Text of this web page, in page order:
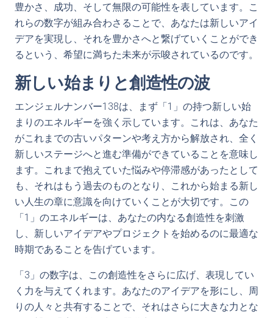
豊かさ、成功、そして無限の可能性を表しています。こ
れらの数字が組み合わさることで、あなたは新しいアイ
デアを実現し、それを豊かさへと繋げていくことができ
るという、希望に満ちた未来が示唆されているのです。
新しい始まりと創造性の波
エンジェルナンバー138は、まず「1」の持つ新しい始
まりのエネルギーを強く示しています。これは、あなた
がこれまでの古いパターンや考え方から解放され、全く
新しいステージへと進む準備ができていることを意味し
ます。これまで抱えていた悩みや停滞感があったとして
も、それはもう過去のものとなり、これから始まる新し
い人生の章に意識を向けていくことが大切です。この
「1」のエネルギーは、あなたの内なる創造性を刺激
し、新しいアイデアやプロジェクトを始めるのに最適な
時期であることを告げています。
「3」の数字は、この創造性をさらに広げ、表現してい
く力を与えてくれます。あなたのアイデアを形にし、周
りの人々と共有することで、それはさらに大きな力とな